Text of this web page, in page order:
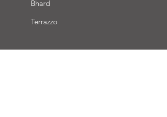
Bhard
Terrazzo